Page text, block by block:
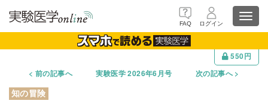
FAQ ログイン
550円
前の記事へ
実験医学 2026年6月号 次の記事へ